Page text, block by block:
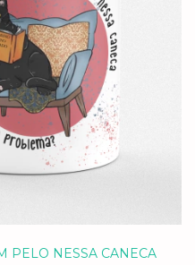
PELO NESSA CANECA